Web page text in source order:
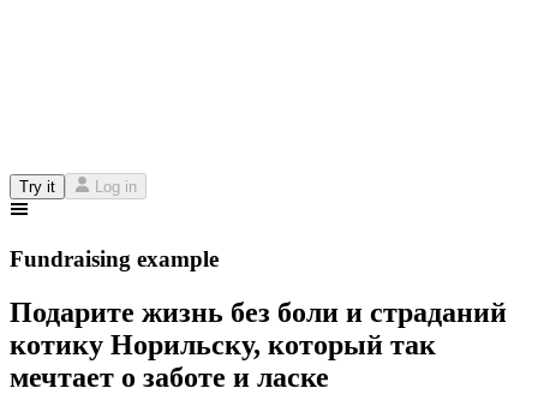
Try it Log in
Fundraising example
Подарите жизнь без боли и страданий
котику Норильску, который так
мечтает о заботе и ласке